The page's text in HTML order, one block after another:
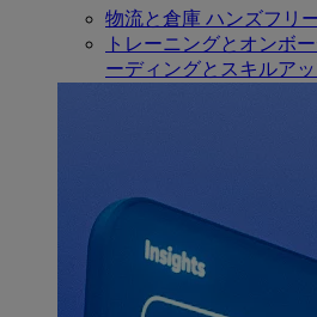
物流と倉庫 ハンズフリ
トレーニングとオンボ
ーディングとスキルア